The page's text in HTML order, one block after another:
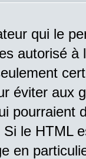
qui le
autorisé à
éviter aux
pourraient
le HTML
en